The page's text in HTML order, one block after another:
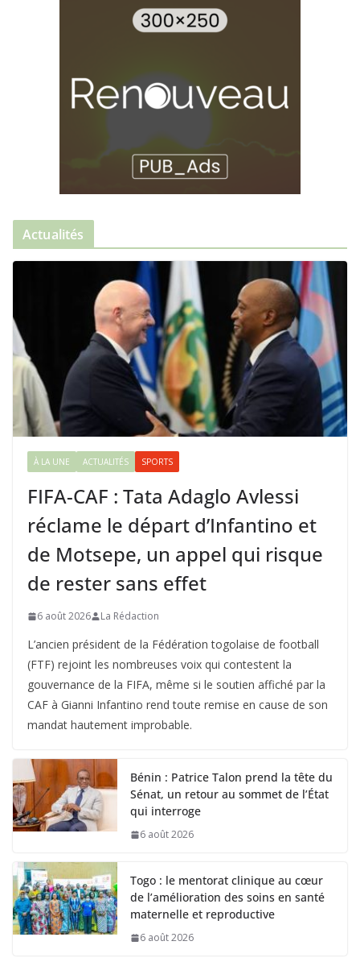
Actualités
À LA UNE ACTUALITÉS SPORTS
FIFA-CAF : Tata Adaglo Avlessi
réclame le départ d’Infantino et
de Motsepe, un appel qui risque
de rester sans effet
6 août 2026 La Rédaction
L’ancien président de la Fédération togolaise de football
(FTF) rejoint les nombreuses voix qui contestent la
gouvernance de la FIFA, même si le soutien affiché par la
CAF à Gianni Infantino rend toute remise en cause de son
mandat hautement improbable.
Bénin : Patrice Talon prend la tête du
Sénat, un retour au sommet de l’État
qui interroge
6 août 2026
Togo : le mentorat clinique au cœur
de l’amélioration des soins en santé
maternelle et reproductive
6 août 2026